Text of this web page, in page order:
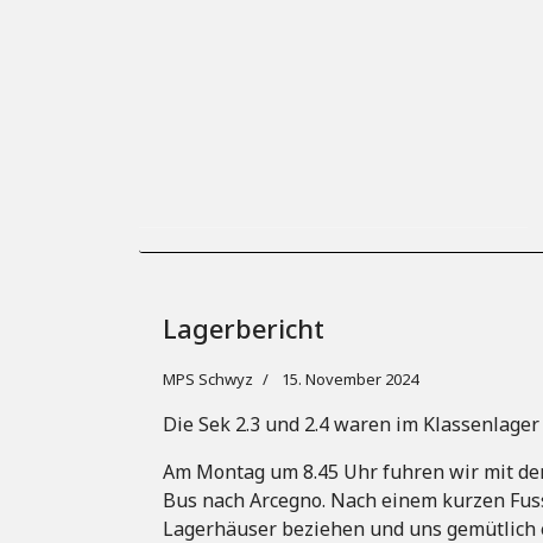
Lagerbericht
MPS Schwyz 15. November 2024
Die Sek 2.3 und 2.4 waren im
Am Montag um 8.45 Uhr fuhren wir mit
Bus nach Arcegno. Nach einem kurzen
Lagerhäuser beziehen und uns